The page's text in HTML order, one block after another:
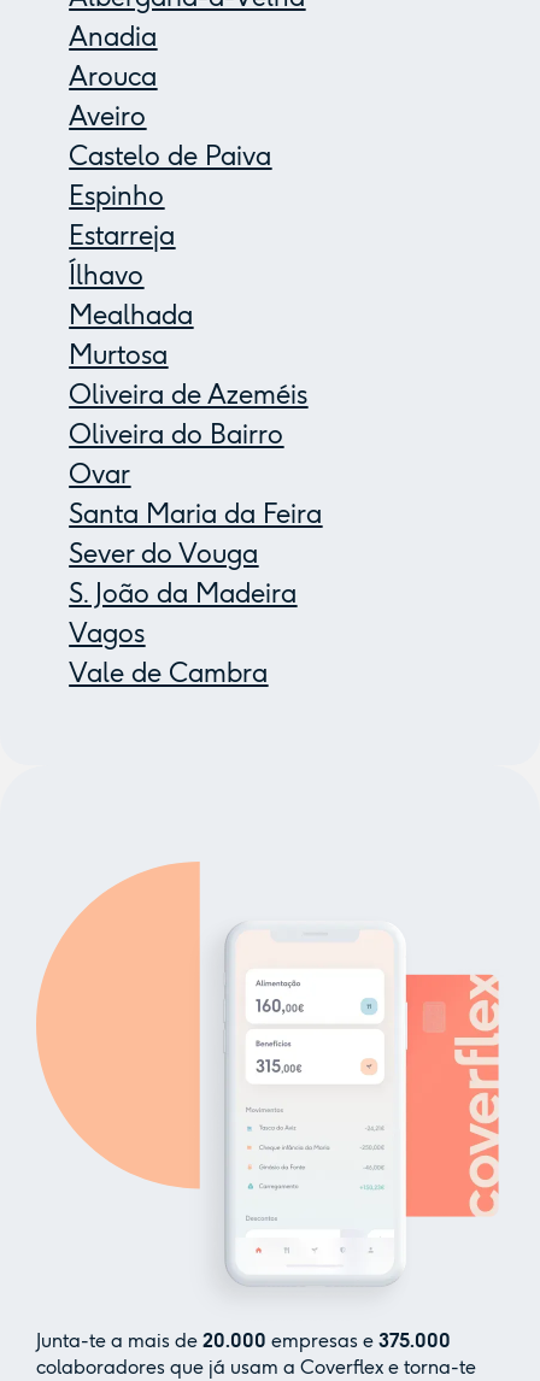
Anadia
Arouca
Aveiro
Castelo de Paiva
Espinho
Estarreja
Ílhavo
Mealhada
Murtosa
Oliveira de Azeméis
Oliveira do Bairro
Ovar
Santa Maria da Feira
Sever do Vouga
S. João da Madeira
Vagos
Vale de Cambra
Junta-te a mais de 20.000 empresas e 375.000
colaboradores que já usam a Coverflex e torna-te